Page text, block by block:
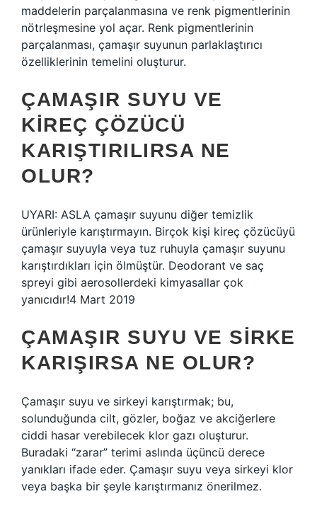
maddelerin parçalanmasına ve renk pigmentlerinin
nötrleşmesine yol açar. Renk pigmentlerinin
parçalanması, çamaşır suyunun parlaklaştırıcı
özelliklerinin temelini oluşturur.
ÇAMAŞIR SUYU VE
KIREÇ ÇÖZÜCÜ
KARIŞTIRILIRSA NE
OLUR?
UYARI: ASLA çamaşır suyunu diğer temizlik
ürünleriyle karıştırmayın. Birçok kişi kireç çözücüyü
çamaşır suyuyla veya tuz ruhuyla çamaşır suyunu
karıştırdıkları için ölmüştür. Deodorant ve saç
spreyi gibi aerosollerdeki kimyasallar çok
yanıcıdır!4 Mart 2019
ÇAMAŞIR SUYU VE SIRKE
KARIŞIRSA NE OLUR?
Çamaşır suyu ve sirkeyi karıştırmak; bu,
solunduğunda cilt, gözler, boğaz ve akciğerlere
ciddi hasar verebilecek klor gazı oluşturur.
Buradaki “zarar” terimi aslında üçüncü derece
yanıkları ifade eder. Çamaşır suyu veya sirkeyi klor
veya başka bir şeyle karıştırmanız önerilmez.